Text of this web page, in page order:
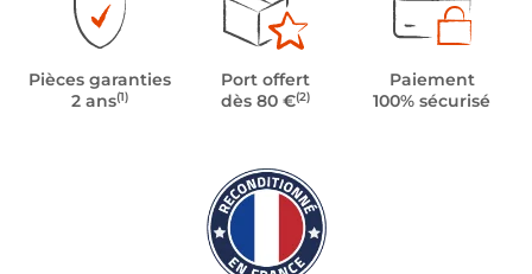
Pièces garanties
2 ans(1)
Port offert
dès 80 €(2)
Paiement
100% sécurisé